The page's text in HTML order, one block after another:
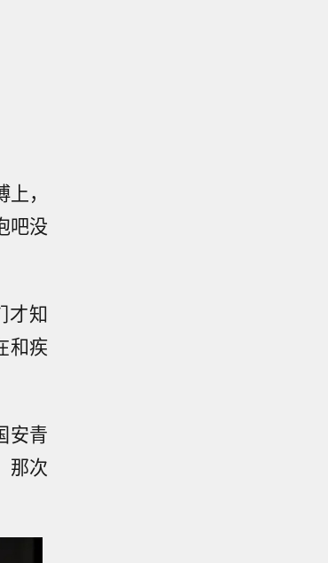
，
吧没
才知
和疾
安青
那次